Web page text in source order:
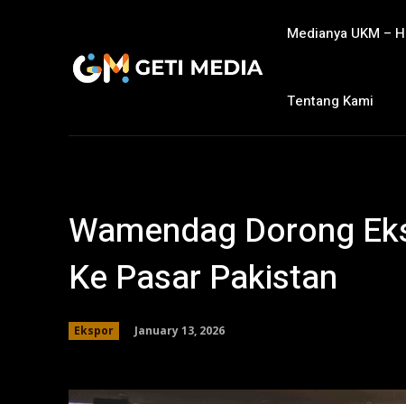
Medianya UKM –
Tentang Kami
Wamendag Dorong
Ke Pasar Pakistan
Ekspor January 13, 2026